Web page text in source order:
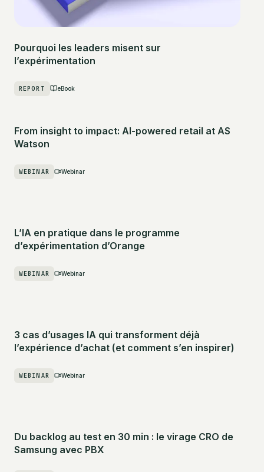
Pourquoi les leaders misent sur
l’expérimentation
REPORT eBook
From insight to impact: AI-powered retail at AS
Watson
WEBINAR Webinar
L’IA en pratique dans le programme
d’expérimentation d’Orange
WEBINAR Webinar
3 cas d’usages IA qui transforment déjà
l’expérience d’achat (et comment s’en inspirer)
WEBINAR Webinar
Du backlog au test en 30 min : le virage CRO de
Samsung avec PBX